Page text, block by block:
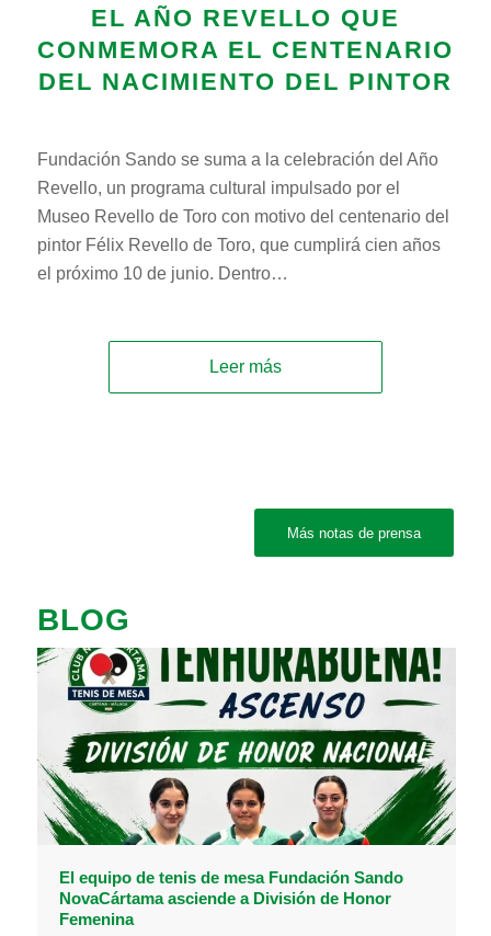
EL AÑO REVELLO QUE
CONMEMORA EL CENTENARIO
DEL NACIMIENTO DEL PINTOR
Fundación Sando se suma a la celebración del Año
Revello, un programa cultural impulsado por el
Museo Revello de Toro con motivo del centenario del
pintor Félix Revello de Toro, que cumplirá cien años
el próximo 10 de junio. Dentro…
Leer más
Más notas de prensa
BLOG
El equipo de tenis de mesa Fundación Sando
NovaCártama asciende a División de Honor
Femenina